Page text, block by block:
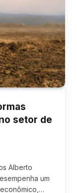
setor de
Alberto
um